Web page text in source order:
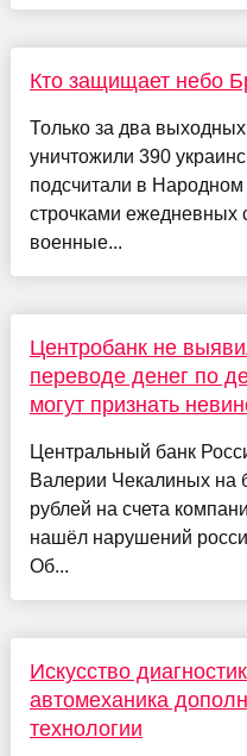
Кто защищает небо
Только за два
уничтожили 390
подсчитали в
строчками ежедневных
военные...
Центробанк не
переводе денег по
могут признать
Центральный банк
Валерии Чекалиных на
рублей на счета
нашёл нарушений
Об...
Искусство
автомеханика
технологии